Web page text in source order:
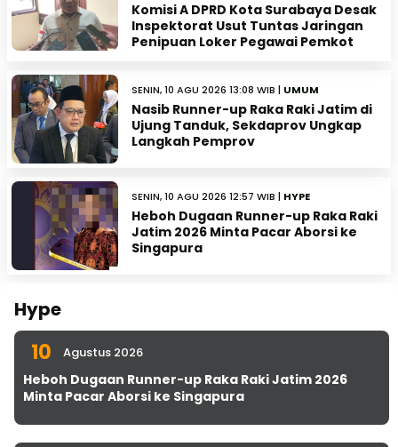
Komisi A DPRD Kota Surabaya Desak
Inspektorat Usut Tuntas Jaringan
Penipuan Loker Pegawai Pemkot
SENIN, 10 AGU 2026 13:08 WIB | UMUM
Nasib Runner-up Raka Raki Jatim di
Ujung Tanduk, Sekdaprov Ungkap
Langkah Pemprov
SENIN, 10 AGU 2026 12:57 WIB | HYPE
Heboh Dugaan Runner-up Raka Raki
Jatim 2026 Minta Pacar Aborsi ke
Singapura
Hype
10 Agustus 2026
Heboh Dugaan Runner-up Raka Raki Jatim 2026
Minta Pacar Aborsi ke Singapura